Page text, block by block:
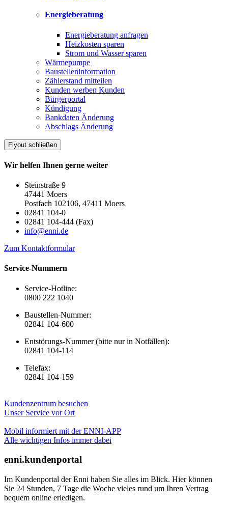
Energieberatung
Energieberatung anfragen
Heizkosten sparen
Strom und Wasser sparen
Wärmepumpe
Baustelleninformation
Zählerstand mitteilen
Kunden werben Kunden
Bürgerportal
Kündigung
Bankdaten Änderung
Abschlags Änderung
Flyout schließen
Wir helfen Ihnen gerne weiter
Steinstraße 9
47441 Moers
Postfach 102106, 47411 Moers
02841 104-0
02841 104-444 (Fax)
info@enni.de
Zum Kontaktformular
Service-Nummern
Service-Hotline:
0800 222 1040
Baustellen-Nummer:
02841 104-600
Entstörungs-Nummer (bitte nur in Notfällen):
02841 104-114
Telefax:
02841 104-159
Kundenzentrum besuchen
Unser Service vor Ort
Mobil informiert mit der ENNI-APP
Alle wichtigen Infos immer dabei
enni.kundenportal
Im Kundenportal der Enni haben Sie alles im Blick. Hier können
Sie 24 Stunden, 7 Tage die Woche vieles rund um Ihren Vertrag
bequem online erledigen.